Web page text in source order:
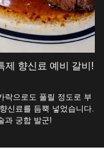
제 향신료 예비 갈비!
락으로도 풀릴 정도로 부
신료를 듬뿍 넣었습니다.
과 궁합 발군!